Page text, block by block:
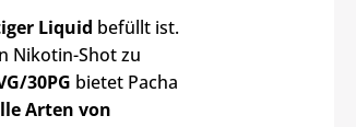
Liquid befüllt ist.
Nikotin-Shot zu
30PG bietet Pacha
Arten von